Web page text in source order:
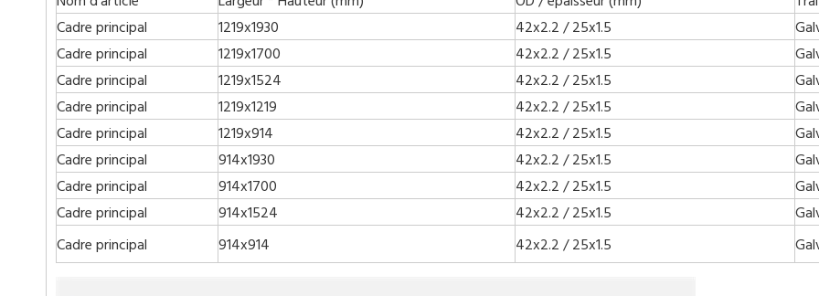
Cadre principal
1219x1930 42x2.2 / 25x1.5
Cadre principal
1219x1700 42x2.2 / 25x1.5
Cadre principal
1219x1524 42x2.2 / 25x1.5
Cadre principal
1219x1219 42x2.2 / 25x1.5
Cadre principal
1219x914 42x2.2 / 25x1.5
Cadre principal
914x1930 42x2.2 / 25x1.5
Cadre principal
914x1700 42x2.2 / 25x1.5
Cadre principal
914x1524 42x2.2 / 25x1.5
Cadre principal
914x914 42x2.2 / 25x1.5